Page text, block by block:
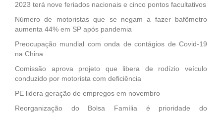
2023 terá nove feriados nacionais e cinco pontos facultativos
Número de motoristas que se negam a fazer bafômetro
aumenta 44% em SP após pandemia
Preocupação mundial com onda de contágios de Covid-19
na China
Comissão aprova projeto que libera de rodízio veículo
conduzido por motorista com deficiência
PE lidera geração de empregos em novembro
Reorganização do Bolsa Família é prioridade do